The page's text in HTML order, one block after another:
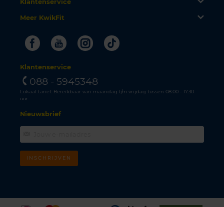
Klantenservice
Meer KwikFit
FacebookYoutubeInstagram
Tiktok
Klantenservice
088 - 5945348
Lokaal tarief. Bereikbaar van maandag t/m vrijdag tussen 08.00 - 17.30
uur.
Nieuwsbrief
INSCHRIJVEN